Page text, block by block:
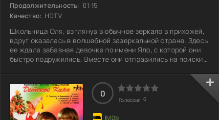
Продолжительность: 01:15
Качество: HDTV
Школьница Оля, взглянув в обычное зеркало в прихожей,
вдруг оказалась в волшебной зазеркальной стране. Здесь
ее ждала забавная девочка по имени Яло, с которой они
быстро подружились. Вместе они отправились на поиски
опасностей, и только смекалка и дружба помогли
преодолеть преграды. Но чем закончится их приключение
и смогут ли они справиться с коварными чарами, которые
таят в себе отражения?
0
Голосов: 0